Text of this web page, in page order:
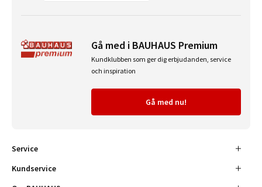
Gå med i BAUHAUS Premium
Kundklubben som ger dig erbjudanden, service
och inspiration
Gå med nu!
Service
Kundservice